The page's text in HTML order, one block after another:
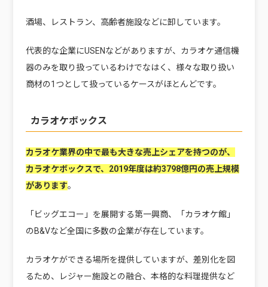
酒場、レストラン、高齢者施設などに卸しています。
代表的な企業にUSENなどがありますが、カラオケ通信機
器のみを取り扱っているわけでなはく、様々な取り扱い
商材の1つとして扱っているケースがほとんどです。
カラオケボックス
カラオケ業界の中で最も大きな売上シェアを持つのが、
カラオケボックスで、2019年度は約3798億円の売上規模
があります。
「ビッグエコー」を展開する第一興商、「カラオケ館」
のB&Vなど全国に多数の企業が存在しています。
カラオケができる場所を提供していますが、差別化を図
るため、レジャー施設との融合、本格的な料理提供など